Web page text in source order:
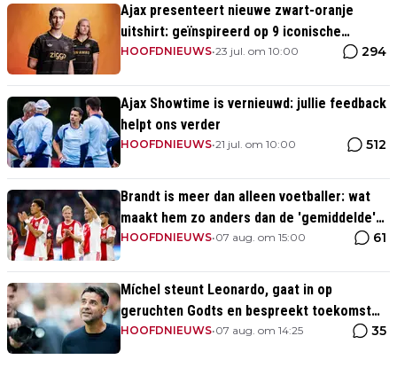
Ajax presenteert nieuwe zwart-oranje
uitshirt: geïnspireerd op 9 iconische
momenten uit clubhistorie
HOOFDNIEUWS•23 jul. om 10:00 294
Ajax Showtime is vernieuwd: jullie feedback
helpt ons verder
HOOFDNIEUWS•21 jul. om 10:00 512
Brandt is meer dan alleen voetballer: wat
maakt hem zo anders dan de 'gemiddelde'
voetballer?
HOOFDNIEUWS•07 aug. om 15:00 61
Míchel steunt Leonardo, gaat in op
geruchten Godts en bespreekt toekomst
Baas bij Ajax
HOOFDNIEUWS•07 aug. om 14:25 35